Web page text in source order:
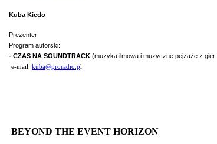
Kuba Kiedo
Prezenter
Program autorski:
- CZAS NA SOUNDTRACK (muzyka ilmowa i muzyczne pejzaże z
e-mail: kuba@proradio.pl
BEYOND THE EVENT HORIZON